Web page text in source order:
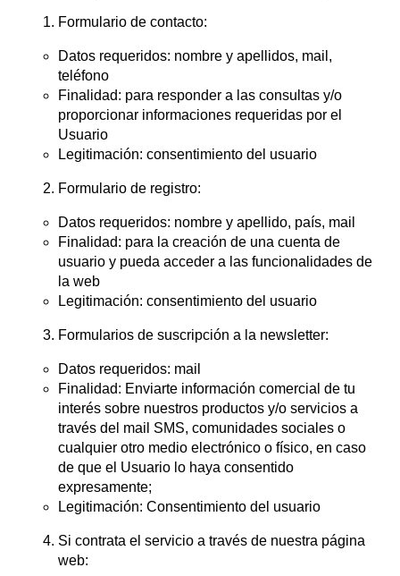
Formulario de contacto:
Datos requeridos: nombre y apellidos, mail,
teléfono
Finalidad: para responder a las consultas y/o
proporcionar informaciones requeridas por el
Usuario
Legitimación: consentimiento del usuario
Formulario de registro:
Datos requeridos: nombre y apellido, país, mail
Finalidad: para la creación de una cuenta de
usuario y pueda acceder a las funcionalidades de
la web
Legitimación: consentimiento del usuario
Formularios de suscripción a la newsletter:
Datos requeridos: mail
Finalidad: Enviarte información comercial de tu
interés sobre nuestros productos y/o servicios a
través del mail SMS, comunidades sociales o
cualquier otro medio electrónico o físico, en caso
de que el Usuario lo haya consentido
expresamente;
Legitimación: Consentimiento del usuario
Si contrata el servicio a través de nuestra página
web: